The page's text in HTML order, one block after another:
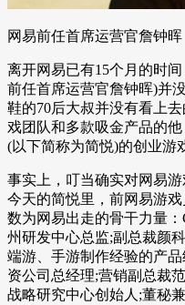
网易前任首席运营官詹钟晖
离开网易已有15个月的时
前任首席运营官詹钟晖)并
鞋的70后大叔并没有看上
戏团队和多款吸金产品的
(以下简称为简悦)的创业游
事实上，叮当确实对网易
今天的简悦里，前网易游
数为网易出走的骨干力量
州研发中心总监;副总裁颜
端游、手游制作经验的产
资公司总经理;营销副总裁
战略研究中心创始人;董秘